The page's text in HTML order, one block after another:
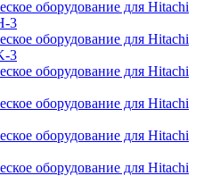
оборудование для Hitachi
3
оборудование для Hitachi
3
оборудование для Hitachi
оборудование для Hitachi
оборудование для Hitachi
оборудование для Hitachi